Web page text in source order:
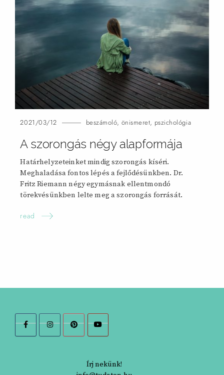
2021/03/12 beszámoló, önismeret, pszichológia
A szorongás négy alapformája
Határhelyzeteinket mindig szorongás kíséri.
Meghaladása fontos lépés a fejlődésünkben. Dr.
Fritz Riemann négy egymásnak ellentmondó
törekvésünkben lelte meg a szorongás forrását.
read
Írj nekünk!